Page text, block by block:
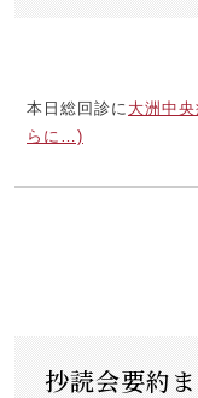
本日総回診に 大洲中
らに…)
抄読会要約